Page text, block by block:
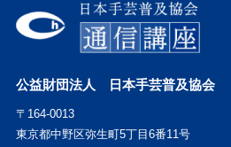
公益財団法人 日本手芸普及協会
〒164-0013
東京都中野区弥生町5丁目6番11号